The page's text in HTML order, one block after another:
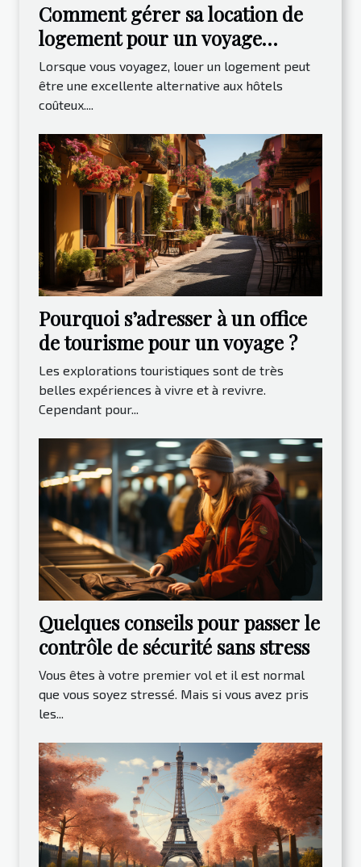
Comment gérer sa location de
logement pour un voyage
paisible ?
Lorsque vous voyagez, louer un logement peut
être une excellente alternative aux hôtels
coûteux....
Pourquoi s’adresser à un office
de tourisme pour un voyage ?
Les explorations touristiques sont de très
belles expériences à vivre et à revivre.
Cependant pour...
Quelques conseils pour passer le
contrôle de sécurité sans stress
Vous êtes à votre premier vol et il est normal
que vous soyez stressé. Mais si vous avez pris
les...